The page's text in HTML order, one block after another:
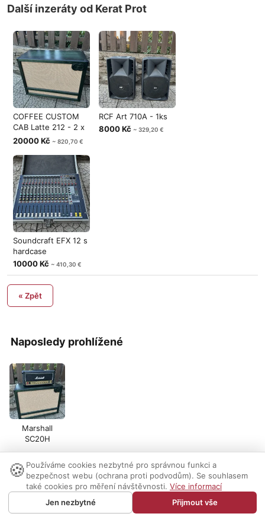
Naposledy prohlížené
Marshall
SC20H
Další inzeráty od Kerat Prot
COFFEE CUSTOM
CAB Latte 212 - 2 x
Creamback H
20000 Kč ~ 820,70 €
RCF Art 710A - 1ks
8000 Kč ~ 329,20 €
Soundcraft EFX 12 s
hardcase
10000 Kč ~ 410,30 €
« Zpět
Nastavení cookies | Vzhled:světlý tmavý | Kontakt
© 1999-2026 AUDIO PARTNER s.r.o.
🍪 Používáme cookies nezbytné pro správnou funkci a
bezpečnost webu (ochrana proti podvodům). Se souhlasem
také cookies pro měření návštěvnosti. Více informací
Jen nezbytné
Přijmout vše